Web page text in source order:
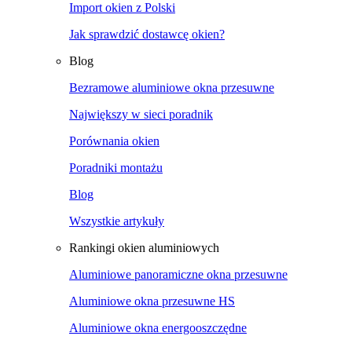
Import okien z Polski
Jak sprawdzić dostawcę okien?
Blog
Bezramowe aluminiowe okna przesuwne
Największy w sieci poradnik
Porównania okien
Poradniki montażu
Blog
Wszystkie artykuły
Rankingi okien aluminiowych
Aluminiowe panoramiczne okna przesuwne
Aluminiowe okna przesuwne HS
Aluminiowe okna energooszczędne